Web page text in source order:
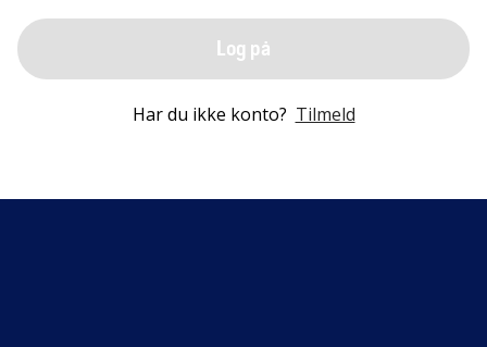
Log på
Har du ikke konto? Tilmeld